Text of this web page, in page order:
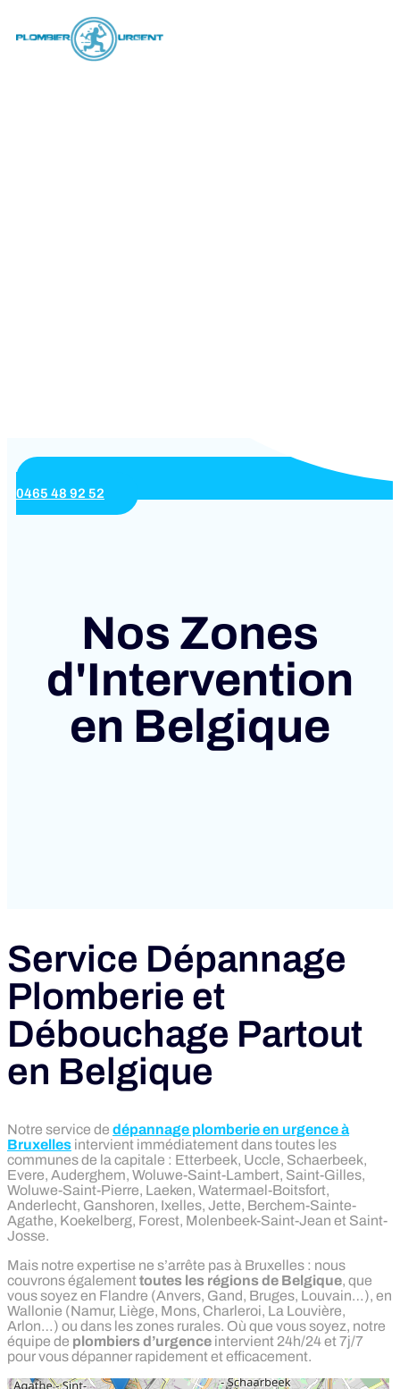
0465 48 92 52
Nos Zones
d'Intervention
en Belgique
Service Dépannage
Plomberie et
Débouchage Partout
en Belgique
Notre service de dépannage plomberie en urgence à
Bruxelles intervient immédiatement dans toutes les
communes de la capitale : Etterbeek, Uccle, Schaerbeek,
Evere, Auderghem, Woluwe-Saint-Lambert, Saint-Gilles,
Woluwe-Saint-Pierre, Laeken, Watermael-Boitsfort,
Anderlecht, Ganshoren, Ixelles, Jette, Berchem-Sainte-
Agathe, Koekelberg, Forest, Molenbeek-Saint-Jean et Saint-
Josse.
Mais notre expertise ne s’arrête pas à Bruxelles : nous
couvrons égalementtoutes les régions de Belgique, que
vous soyez en Flandre (Anvers, Gand, Bruges, Louvain…), en
Wallonie (Namur, Liège, Mons, Charleroi, La Louvière,
Arlon…) ou dans les zones rurales. Où que vous soyez, notre
équipe de plombiers d’urgence intervient 24h/24 et 7j/7
pour vous dépanner rapidement et efficacement.